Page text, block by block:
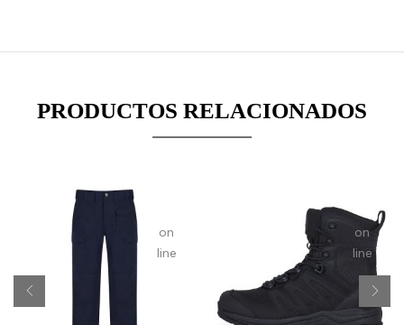
PRODUCTOS RELACIONADOS
given
on
line
given
on
line